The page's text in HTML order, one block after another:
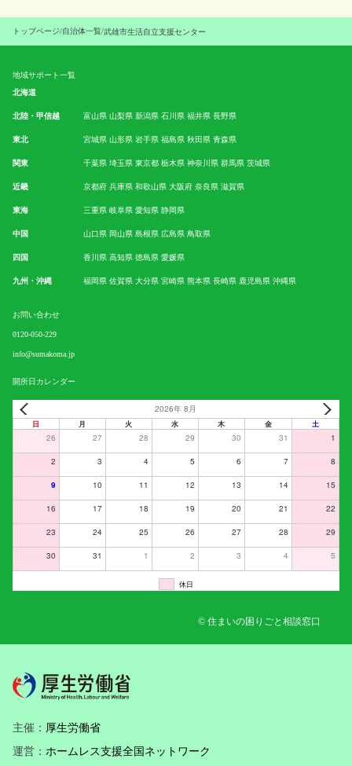
トップページ/自治体一覧/武雄市生活自立支援センター
地域サポート一覧
北海道
北陸・甲信越 富山県 山梨県 新潟県 石川県 福井県 長野県
東北 宮城県 山形県 岩手県 福島県 秋田県 青森県
関東 千葉県 埼玉県 東京都 栃木県 神奈川県 群馬県 茨城県
近畿 京都府 兵庫県 和歌山県 大阪府 奈良県 滋賀県
東海 三重県 岐阜県 愛知県 静岡県
中国 山口県 岡山県 島根県 広島県 鳥取県
四国 香川県 高知県 徳島県 愛媛県
九州・沖縄 福岡県 佐賀県 大分県 宮崎県 熊本県 長崎県 鹿児島県 沖縄県
お問い合わせ
0120-050-229
info@sumakoma.jp
開所日カレンダー
2026年 8月
日 月 火 水 木 金 土
26 27 28 29 30 31 1
2 3 4 5 6 7 8
9 10 11 12 13 14 15
16 17 18 19 20 21 22
23 24 25 26 27 28 29
30 31 1 2 3 4 5
休日
© 住まいの困りごと相談窓口
主催： 厚生労働省
運営： ホームレス支援全国ネットワーク